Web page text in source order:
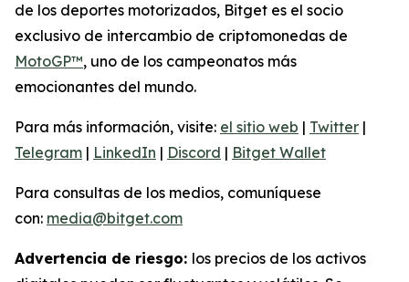
de los deportes motorizados, Bitget es el socio
exclusivo de intercambio de criptomonedas de
MotoGP™, uno de los campeonatos más
emocionantes del mundo.
Para más información, visite: el sitio web | Twitter |
Telegram | LinkedIn | Discord | Bitget Wallet
Para consultas de los medios, comuníquese
con: media@bitget.com
Advertencia de riesgo: los precios de los activos